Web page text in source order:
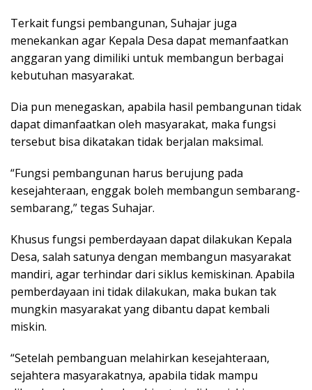
Terkait fungsi pembangunan, Suhajar juga
menekankan agar Kepala Desa dapat memanfaatkan
anggaran yang dimiliki untuk membangun berbagai
kebutuhan masyarakat.
Dia pun menegaskan, apabila hasil pembangunan tidak
dapat dimanfaatkan oleh masyarakat, maka fungsi
tersebut bisa dikatakan tidak berjalan maksimal.
“Fungsi pembangunan harus berujung pada
kesejahteraan, enggak boleh membangun sembarang-
sembarang,” tegas Suhajar.
Khusus fungsi pemberdayaan dapat dilakukan Kepala
Desa, salah satunya dengan membangun masyarakat
mandiri, agar terhindar dari siklus kemiskinan. Apabila
pemberdayaan ini tidak dilakukan, maka bukan tak
mungkin masyarakat yang dibantu dapat kembali
miskin.
“Setelah pembanguan melahirkan kesejahteraan,
sejahtera masyarakatnya, apabila tidak mampu